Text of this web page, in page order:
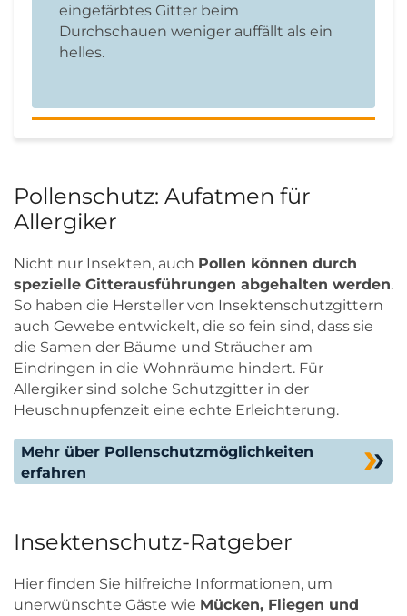
eingefärbtes Gitter beim
Durchschauen weniger auffällt als ein
helles.
Pollenschutz: Aufatmen für
Allergiker
Nicht nur Insekten, auch Pollen können durch
spezielle Gitterausführungen abgehalten werden.
So haben die Hersteller von Insektenschutzgittern
auch Gewebe entwickelt, die so fein sind, dass sie
die Samen der Bäume und Sträucher am
Eindringen in die Wohnräume hindert. Für
Allergiker sind solche Schutzgitter in der
Heuschnupfenzeit eine echte Erleichterung.
Mehr über Pollenschutzmöglichkeiten
erfahren
Insektenschutz-Ratgeber
Hier finden Sie hilfreiche Informationen, um
unerwünschte Gäste wie Mücken, Fliegen und